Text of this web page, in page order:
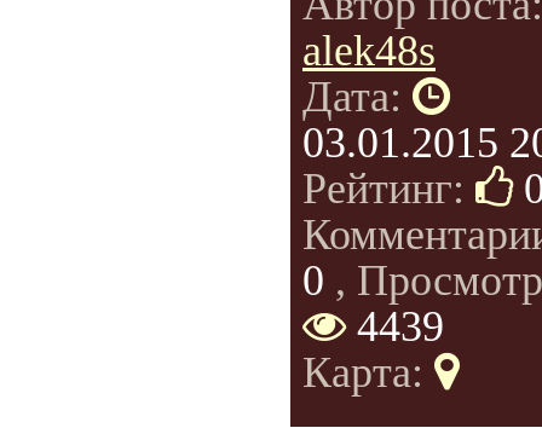
alek48s
Дата:
03.01.2015
Рейтинг:
0 ,
4439
Карта: